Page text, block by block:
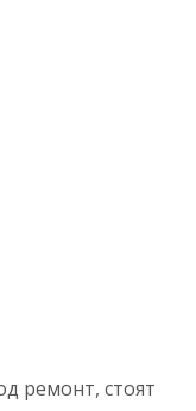
ремонт, стоят